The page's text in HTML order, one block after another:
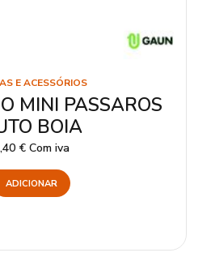
E ACESSÓRIOS
MINI PASSAROS
BOIA
€ Com iva
ADICIONAR